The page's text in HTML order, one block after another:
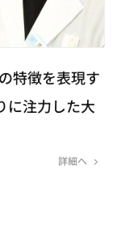
特徴を表現す
に注力した大
詳細へ